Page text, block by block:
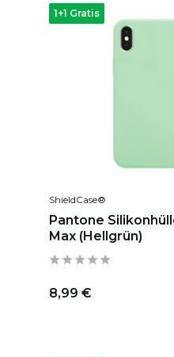
1+1 Gratis
ShieldCase®
Pantone
Max (Hellgrün)
8,99 €